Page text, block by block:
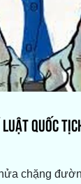
QUỐC
chặng